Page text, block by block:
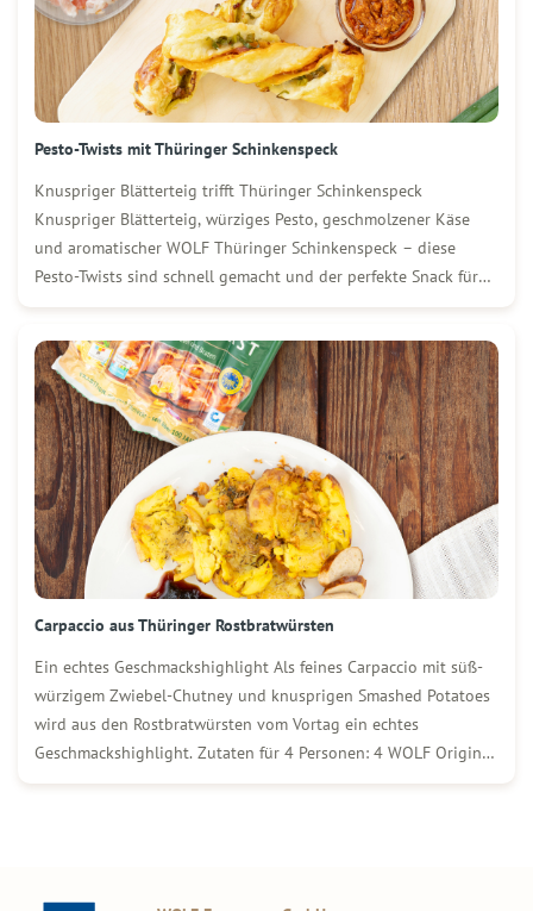
Pesto-Twists mit Thüringer Schinkenspeck
Knuspriger Blätterteig trifft Thüringer Schinkenspeck
Knuspriger Blätterteig, würziges Pesto, geschmolzener Käse
und aromatischer WOLF Thüringer Schinkenspeck – diese
Pesto-Twists sind schnell gemacht und der perfekte Snack für
genauso lecker wie kalt. Zutaten […]
Carpaccio aus Thüringer Rostbratwürsten
Ein echtes Geschmackshighlight Als feines Carpaccio mit süß-
würzigem Zwiebel-Chutney und knusprigen Smashed Potatoes
wird aus den Rostbratwürsten vom Vortag ein echtes
Geschmackshighlight. Zutaten für 4 Personen: 4 WOLF Original